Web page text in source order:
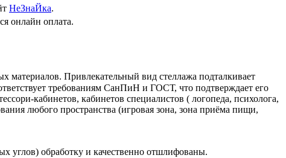
НеЗнаЙка.
онлайн оплата.
Привлекательный вид стеллажа подталкивает
требованиям СанПиН и ГОСТ, что подтверждает его
кабинетов, кабинетов специалистов ( логопеда, психолога,
любого пространства (игровая зона, зона приёма пищи,
углов) обработку и качественно отшлифованы.